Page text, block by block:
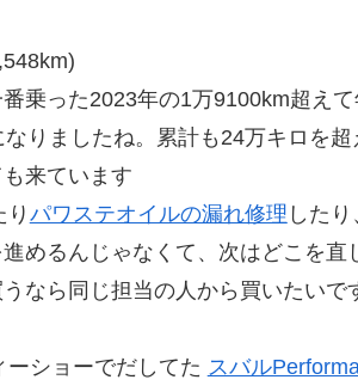
乗った2023年の1万9100km超え
りましたね。累計も24万キロを超
来ています
りパワステオイルの漏れ修理 した
めるんじゃなくて、次はどこを
なら同じ担当の人から買いたい
ショーでだしてた スバル